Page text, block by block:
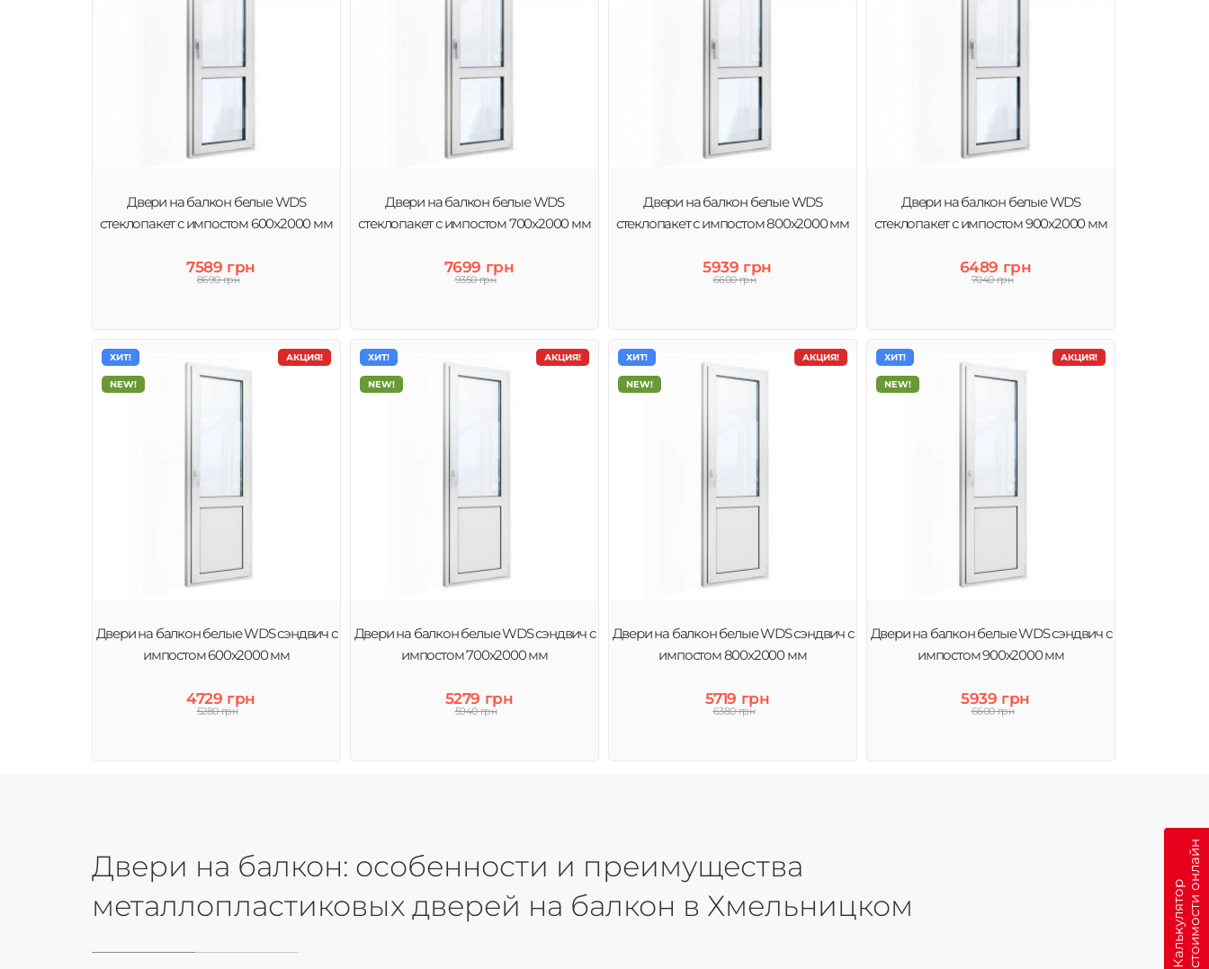
Двери на балкон белые WDS
стеклопакет с импостом 600x2000 мм
7589 грн
8690 грн
Двери на балкон белые WDS
стеклопакет с импостом 700x2000 мм
7699 грн
9350 грн
Двери на балкон белые WDS
стеклопакет с импостом 800x2000 мм
5939 грн
6600 грн
Двери на балкон белые WDS
стеклопакет с импостом 900x2000 мм
6489 грн
7040 грн
АКЦИЯ!
ХИТ!
NEW!
Двери на балкон белые WDS сэндвич с
импостом 600x2000 мм
4729 грн
5280 грн
АКЦИЯ!
ХИТ!
NEW!
Двери на балкон белые WDS сэндвич с
импостом 700x2000 мм
5279 грн
5940 грн
АКЦИЯ!
ХИТ!
NEW!
Двери на балкон белые WDS сэндвич с
импостом 800x2000 мм
5719 грн
6380 грн
АКЦИЯ!
ХИТ!
NEW!
Двери на балкон белые WDS сэндвич с
импостом 900x2000 мм
5939 грн
6600 грн
Двери на балкон: особенности и преимущества
металлопластиковых дверей на балкон в Хмельницком
К
а
л
ь
к
у
л
я
т
о
р
с
т
о
и
м
о
с
т
и
о
н
л
а
йн